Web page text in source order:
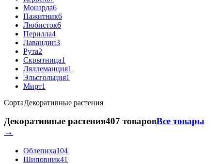
Монарда6
Пажитник6
Любисток6
Перилла4
Лавандин3
Рута2
Скрытница1
Ляллеманция1
Эльсгольция1
Мирт1
СортаДекоративные растения
Декоративные растения407 товаровВсе товары
→
Облепиха104
Шиповник41